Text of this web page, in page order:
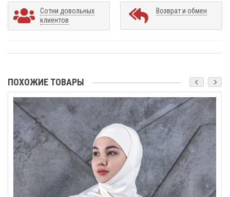
Сотни довольных
клиентов
Возврат и обмен
ПОХОЖИЕ ТОВАРЫ